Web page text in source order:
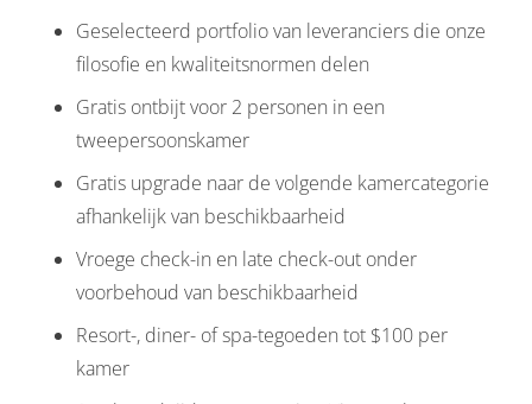
Geselecteerd portfolio van leveranciers die onze
filosofie en kwaliteitsnormen delen
Gratis ontbijt voor 2 personen in een
tweepersoonskamer
Gratis upgrade naar de volgende kamercategorie
afhankelijk van beschikbaarheid
Vroege check-in en late check-out onder
voorbehoud van beschikbaarheid
Resort-, diner- of spa-tegoeden tot $100 per
kamer